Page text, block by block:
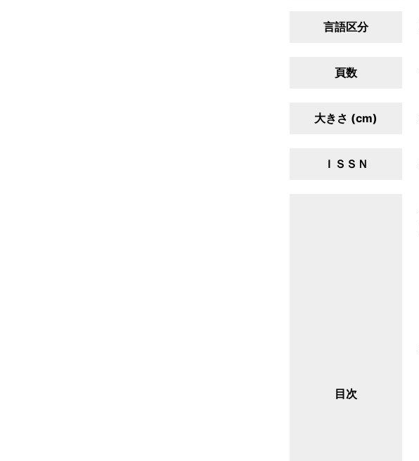
言語区分
頁数
大きさ (cm)
ＩＳＳＮ
目次